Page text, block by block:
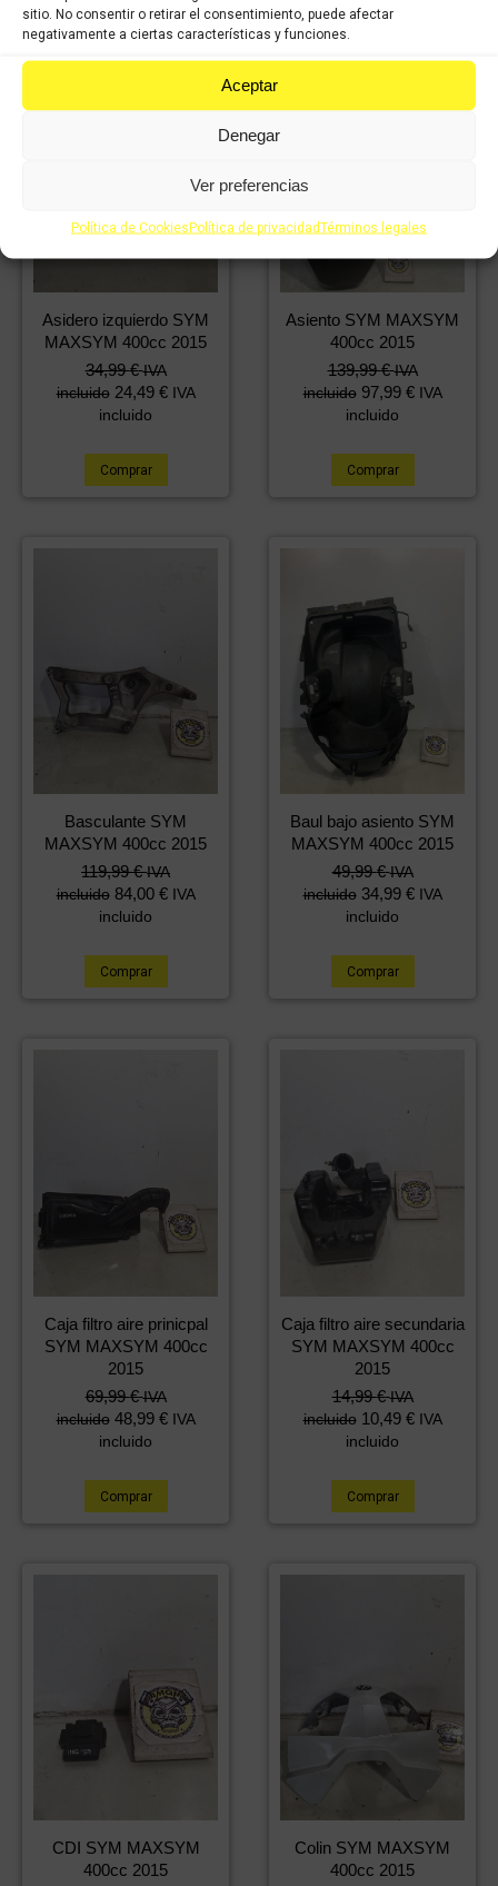
sitio. No consentir o retirar el consentimiento, puede afectar
negativamente a ciertas características y funciones.
Aceptar
Denegar
Ver preferencias
Política de CookiesPolítica de privacidadTérminos legales
Asidero izquierdo SYM
MAXSYM 400cc 2015
34,99€ IVA
incluido 24,49 € IVA
incluido
Comprar
Asiento SYM MAXSYM
400cc 2015
139,99€ IVA
incluido 97,99 € IVA
incluido
Comprar
Basculante SYM
MAXSYM 400cc 2015
119,99€ IVA
incluido 84,00 € IVA
incluido
Comprar
Baul bajo asiento SYM
MAXSYM 400cc 2015
49,99€ IVA
incluido 34,99 € IVA
incluido
Comprar
Caja filtro aire prinicpal
SYM MAXSYM 400cc
2015
69,99€ IVA
incluido 48,99 € IVA
incluido
Comprar
Caja filtro aire secundaria
SYM MAXSYM 400cc
2015
14,99€ IVA
incluido 10,49 € IVA
incluido
Comprar
CDI SYM MAXSYM
400cc 2015
Colin SYM MAXSYM
400cc 2015